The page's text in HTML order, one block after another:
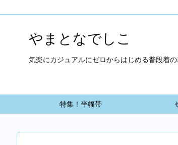
やまとなでしこ
気楽にカジュアルにゼロからはじめる普段着
特集！半幅帯